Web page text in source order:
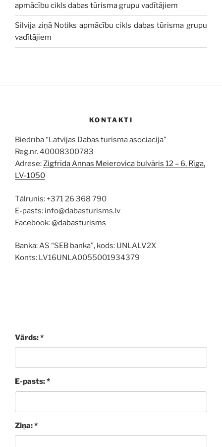
apmācību cikls dabas tūrisma grupu vadītājiem
Silvija ziņā Notiks apmācību cikls dabas tūrisma grupu
vadītājiem
KONTAKTI
Biedrība “Latvijas Dabas tūrisma asociācija”
Reģ.nr. 40008300783
Adrese:Zigfrīda Annas Meierovica bulvāris 12 – 6, Rīga,
LV-1050
Tālrunis: +371 26 368 790
E-pasts: info@dabasturisms.lv
Facebook:@dabasturisms
Banka: AS “SEB banka”, kods: UNLALV2X
Konts: LV16UNLA0055001934379
Vārds: *
E-pasts: *
Ziņa: *